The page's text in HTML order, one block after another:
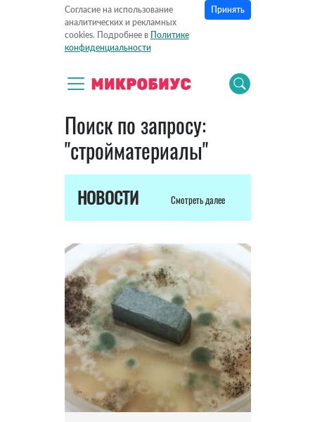
Согласие на использование
аналитических и рекламных
cookies. Подробнее в Политике
конфиденциальности
Принять
Поиск по запросу:
"стройматериалы"
НОВОСТИ Смотреть далее